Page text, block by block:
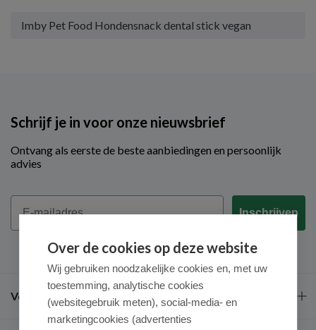
Imby Pet Food Hondensnack dental stick vegan
Schrijf je in voor onze nieuwsbrief
Ontvang als eerste de beste aanbiedingen en persoonlijk
advies
Email
Inschrijven
Veel gestelde vragen
Over de cookies op deze website
Wij gebruiken noodzakelijke cookies en, met uw
toestemming, analytische cookies
(websitegebruik meten), social-media- en
marketingcookies (advertenties